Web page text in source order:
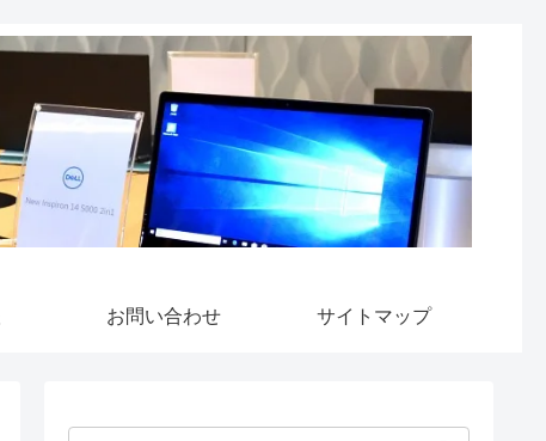
お問い合わせ サイトマップ